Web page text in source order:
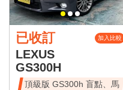
已收訂 加入比較
LEXUS
GS300H
頂級版 GS300h 盲點、馬